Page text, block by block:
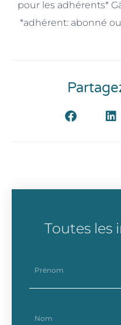
pour les adhérents*
*adhérent: abonné
Toutes les